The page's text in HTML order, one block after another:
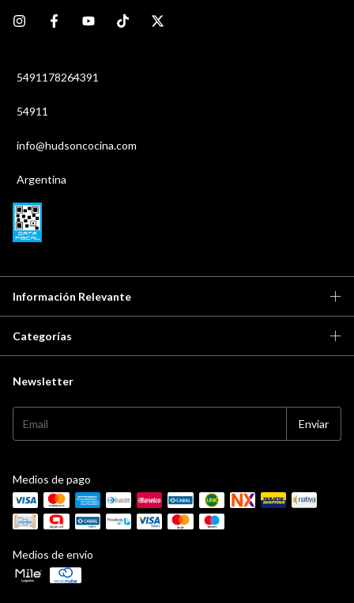
5491178264391
54911
info@hudsoncocina.com
Argentina
Información Relevante
Categorías
Newsletter
Medios de pago
Medios de envío